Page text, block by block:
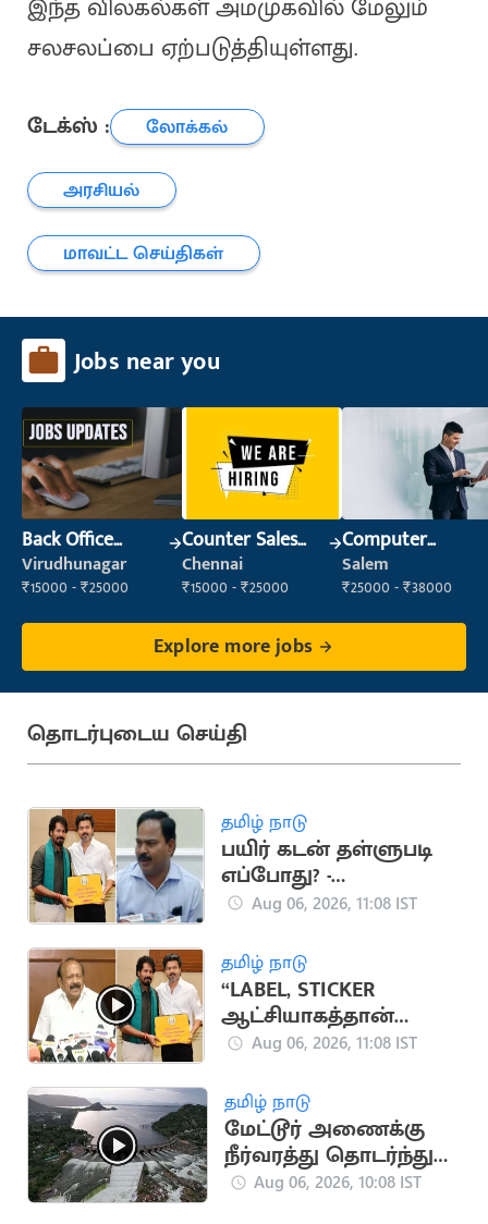
இந்த விலகல்கள் அமமுகவில் மேலும்
சலசலப்பை ஏற்படுத்தியுள்ளது.
டேக்ஸ் :
லோக்கல்
அரசியல்
மாவட்ட செய்திகள்
Jobs near you
Back Office
Executive
(Administration)
Virudhunagar
₹15000 - ₹25000
Counter Sales
Executive (Retail
Sales)
Chennai
₹15000 - ₹25000
Computer
Operator
Salem
₹25000 - ₹38000
Explore more jobs
தொடர்புடைய செய்தி
தமிழ் நாடு
பயிர் கடன் தள்ளுபடி
எப்போது? -
வேளாண்துறை
Aug 06, 2026, 11:08 IST
தமிழ் நாடு
“LABEL, STICKER
ஆட்சியாகத்தான்
இதைப் பார்க்கிறேன்” -
ல்வம்
Aug 06, 2026, 11:08 IST
தமிழ் நாடு
மேட்டூர் அணைக்கு
நீர்வரத்து தொடர்ந்து
அதிகரிப்பு
Aug 06, 2026, 10:08 IST